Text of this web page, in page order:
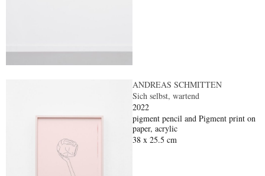
ANDREAS SCHMITTEN
Sich selbst, wartend
2022
pigment pencil and Pigment print on
paper, acrylic
38 x 25.5 cm